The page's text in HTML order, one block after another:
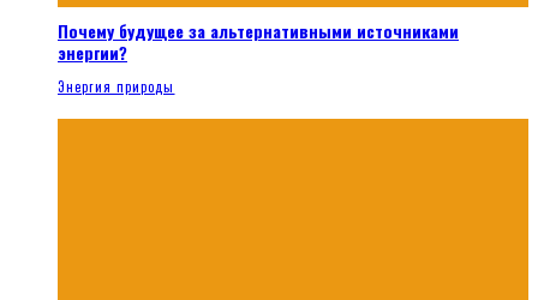
Почему будущее за альтернативными источниками
энергии?
Энергия природы